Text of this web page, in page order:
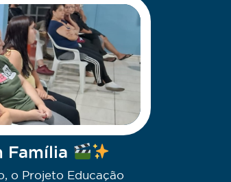
Família
o Projeto Educação